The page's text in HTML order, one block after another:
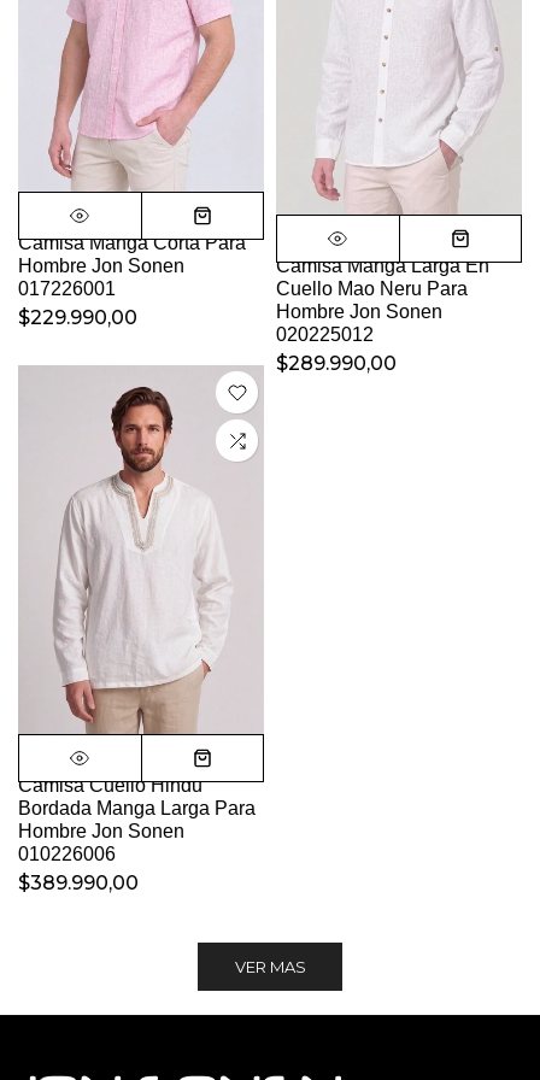
Camisa Manga Corta Para
Hombre Jon Sonen
017226001
$229.990,00
Camisa Manga Larga En
Cuello Mao Neru Para
Hombre Jon Sonen
020225012
$289.990,00
Camisa Cuello Hindu
Bordada Manga Larga Para
Hombre Jon Sonen
010226006
$389.990,00
VER MAS